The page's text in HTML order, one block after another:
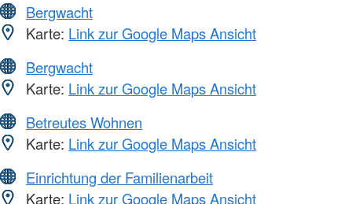
Bergwacht
Karte: Link zur Google Maps Ansicht
Bergwacht
Karte: Link zur Google Maps Ansicht
Betreutes Wohnen
Karte: Link zur Google Maps Ansicht
Einrichtung der Familienarbeit
Karte: Link zur Google Maps Ansicht